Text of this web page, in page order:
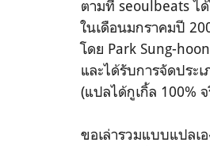
ตามที่ seoulbeats ไ
ในเดือนมกราคมปี
โดย Park Sung-
และได้รับการจัดประ
(แปลได้กูเกิ้ล 100%
ขอเล่ารวมแบบแปลเ